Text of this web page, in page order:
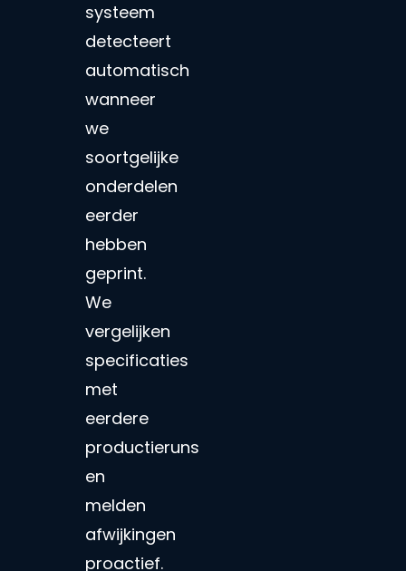
systeem
detecteert
automatisch
wanneer
we
soortgelijke
onderdelen
eerder
hebben
geprint.
We
vergelijken
specificaties
met
eerdere
productieruns
en
melden
afwijkingen
proactief.